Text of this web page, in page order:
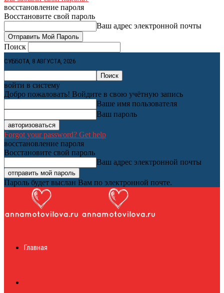
восстановление пароля
Восстановите свой пароль
Ваш адрес электронной почты
Поиск
СУББОТА, 8 АВГУСТА, 2026
войти в систему
Добро пожаловать! Войдите в свою учётную запись
Ваше имя пользователя
Ваш пароль
Forgot your password? Get help
восстановление пароля
Восстановите свой пароль
Ваш адрес электронной почты
Пароль будет выслан Вам по электронной почте.
журналГлавная